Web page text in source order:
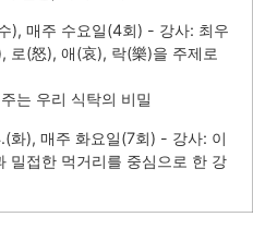
), 매주 수요일(4회) - 강사: 최우
로(怒), 애(哀), 락(樂)을 주제로
는 우리 식탁의 비밀
화), 매주 화요일(7회) - 강사: 이
밀접한 먹거리를 중심으로 한 강